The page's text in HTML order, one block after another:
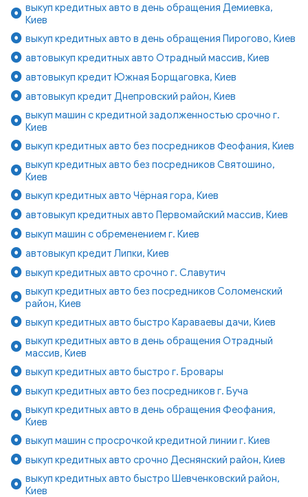
выкуп кредитных авто в день обращения Демиевка,
Киев
выкуп кредитных авто в день обращения Пирогово, Киев
автовыкуп кредитных авто Отрадный массив, Киев
автовыкуп кредит Южная Борщаговка, Киев
автовыкуп кредит Днепровский район, Киев
выкуп машин с кредитной задолженностью срочно г.
Киев
выкуп кредитных авто без посредников Феофания, Киев
выкуп кредитных авто без посредников Святошино,
Киев
выкуп кредитных авто Чёрная гора, Киев
автовыкуп кредитных авто Первомайский массив, Киев
выкуп машин с обременением г. Киев
автовыкуп кредит Липки, Киев
выкуп кредитных авто срочно г. Славутич
выкуп кредитных авто без посредников Соломенский
район, Киев
выкуп кредитных авто быстро Караваевы дачи, Киев
выкуп кредитных авто в день обращения Отрадный
массив, Киев
выкуп кредитных авто быстро г. Бровары
выкуп кредитных авто без посредников г. Буча
выкуп кредитных авто в день обращения Феофания,
Киев
выкуп машин с просрочкой кредитной линии г. Киев
выкуп кредитных авто срочно Деснянский район, Киев
выкуп кредитных авто быстро Шевченковский район,
Киев